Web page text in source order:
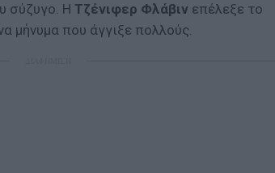
σύζυγο. Η Τζένιφερ Φλάβιν επέλεξε το
μήνυμα που άγγιξε πολλούς.